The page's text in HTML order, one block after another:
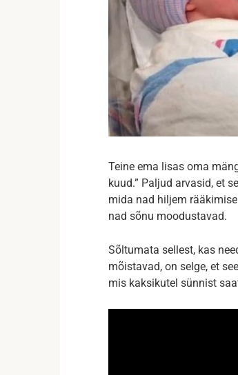
Teine ema lisas oma
kuud.” Paljud arvasid, et
mida nad hiljem
nad sõnu moodustavad.
Sõltumata sellest, kas
mõistavad, on selge, et
mis kaksikutel sünnist